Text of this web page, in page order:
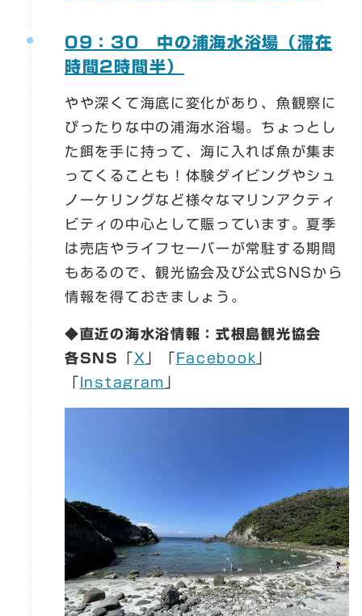
09：30 中の浦海水浴場（ 滞在
時間2時間半）
やや深くて海底に変化があり、魚観察に
ぴったりな中の浦海水浴場。ちょっとし
た餌を手に持って、海に入れば魚が集ま
ってくることも！体験ダイビングやシュ
ノーケリングなど様々なマリンアクティ
ビティの中心として賑っています。夏季
は売店やライフセーバーが常駐する期間
もあるので、観光協会及び公式SNSから
情報を得ておきましょう。
◆直近の海水浴情報：式根島観光協会
各SNS
X Facebook
Instagram